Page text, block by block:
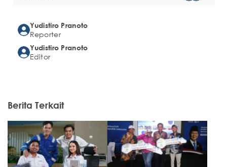
Yudistiro Pranoto
Reporter
Yudistiro Pranoto
Editor
Berita Terkait